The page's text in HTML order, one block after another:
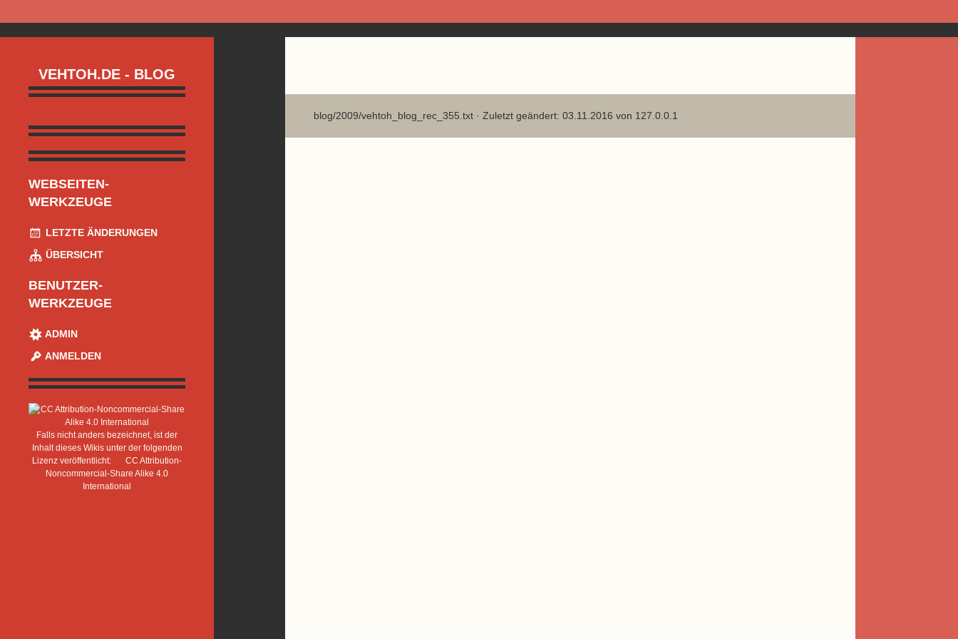
VEHTOH.DE - BLOG
WEBSEITEN-
WERKZEUGE
LETZTE ÄNDERUNGEN
ÜBERSICHT
BENUTZER-
WERKZEUGE
ADMIN
ANMELDEN
Falls nicht anders bezeichnet, ist der
Inhalt dieses Wikis unter der folgenden
Lizenz veröffentlicht:
CC Attribution-
Noncommercial-Share Alike 4.0
International
blog/2009/vehtoh_blog_rec_355.txt · Zuletzt geändert: 03.11.2016 von 127.0.0.1